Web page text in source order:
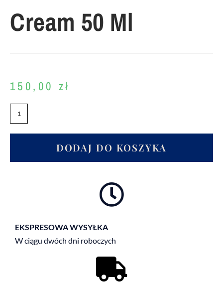
Cream 50 Ml
150,00 zł
DODAJ DO KOSZYKA
EKSPRESOWA WYSYŁKA
W ciągu dwóch dni roboczych